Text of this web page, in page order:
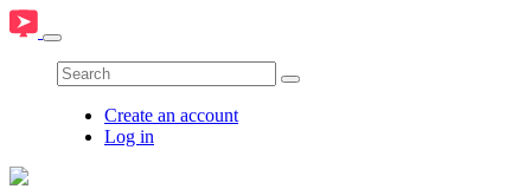
Create an account
Log in